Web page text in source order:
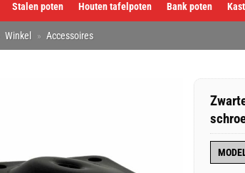
Stalen poten Houten tafelpoten Bank poten
Winkel » Accessoires